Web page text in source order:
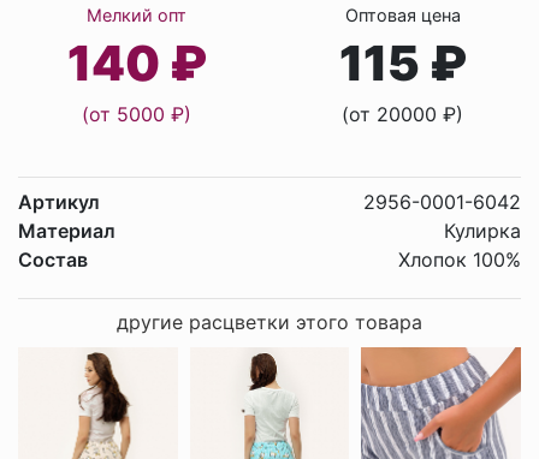
Мелкий опт
140 ₽
(от 5000 ₽)
Оптовая цена
115 ₽
(от 20000 ₽)
Артикул
2956-0001-6042
Материал
Кулирка
Состав
Хлопок 100%
другие расцветки этого товара